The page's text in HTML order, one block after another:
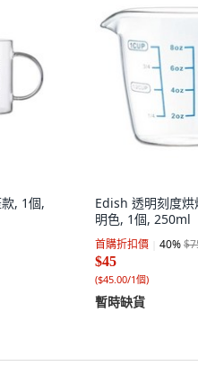
, 1個,
Edish 透明刻度
明色, 1個, 250ml
首購折扣價 40%
$45
($45.00/1個)
暫時缺貨